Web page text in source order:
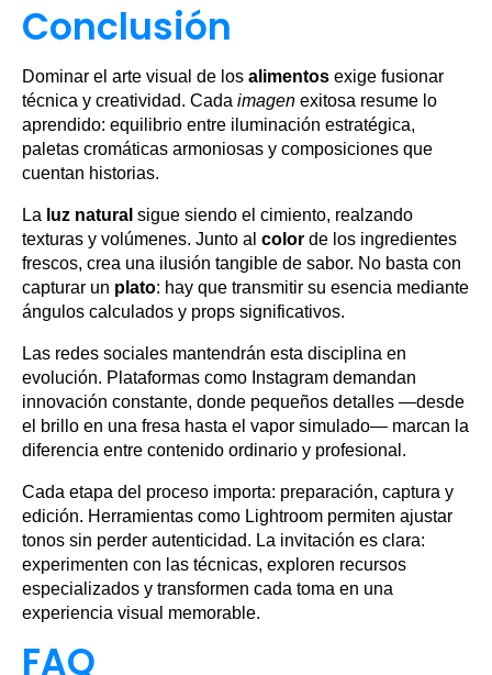
Conclusión
Dominar el arte visual de los alimentos exige fusionar
técnica y creatividad. Cada imagen exitosa resume lo
aprendido: equilibrio entre iluminación estratégica,
paletas cromáticas armoniosas y composiciones que
cuentan historias.
La luz natural sigue siendo el cimiento, realzando
texturas y volúmenes. Junto al color de los ingredientes
frescos, crea una ilusión tangible de sabor. No basta con
capturar un plato: hay que transmitir su esencia mediante
ángulos calculados y props significativos.
Las redes sociales mantendrán esta disciplina en
evolución. Plataformas como Instagram demandan
innovación constante, donde pequeños detalles —desde
el brillo en una fresa hasta el vapor simulado— marcan la
diferencia entre contenido ordinario y profesional.
Cada etapa del proceso importa: preparación, captura y
edición. Herramientas como Lightroom permiten ajustar
tonos sin perder autenticidad. La invitación es clara:
experimenten con las técnicas, exploren recursos
especializados y transformen cada toma en una
experiencia visual memorable.
FAQ